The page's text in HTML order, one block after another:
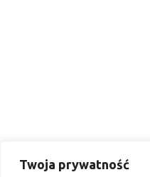
Twoja prywatność